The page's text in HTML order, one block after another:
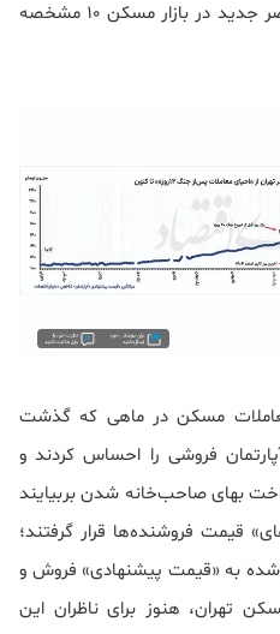
ساختمانی به‌وجود آورده است. عصر جدید در بازار مسکن ۱۰ مشخصه
مسکن در ماهی که گذشت
فروشی را احساس کردند و
بهای صاحب‌خانه شدن بربیایند
قیمت فروشنده‌ها قرار گرفتند؛
به «قیمت پیشنهادی» فروش و
تهران، هنوز برای ناظران این